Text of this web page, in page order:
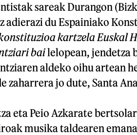
sareak Durangon
adierazi du Espainiako
kartzela Euskal
bailelopean, jendetza
aldeko oihu artean
zaharrera jo dute, Santa
eta Peio Azkarate
musika taldearen